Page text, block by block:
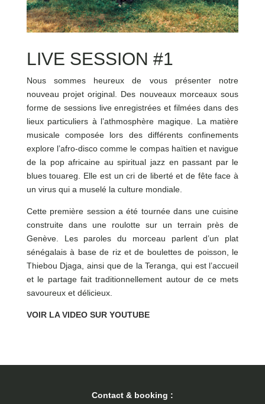
LIVE SESSION #1
Nous sommes heureux de vous présenter notre
nouveau projet original. Des nouveaux morceaux sous
forme de sessions live enregistrées et filmées dans des
lieux particuliers à l’athmosphère magique. La matière
musicale composée lors des différents confinements
explore l’afro-disco comme le compas haïtien et navigue
de la pop africaine au spiritual jazz en passant par le
blues touareg. Elle est un cri de liberté et de fête face à
un virus qui a muselé la culture mondiale.
Cette première session a été tournée dans une cuisine
construite dans une roulotte sur un terrain près de
Genève. Les paroles du morceau parlent d’un plat
sénégalais à base de riz et de boulettes de poisson, le
Thiebou Djaga, ainsi que de la Teranga, qui est l’accueil
et le partage fait traditionnellement autour de ce mets
savoureux et délicieux.
VOIR LA VIDEO SUR YOUTUBE
Contact & booking :